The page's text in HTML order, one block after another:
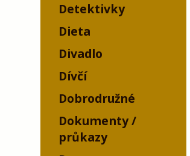
Detektivky
Dieta
Divadlo
Dívčí
Dobrodružné
Dokumenty /
průkazy